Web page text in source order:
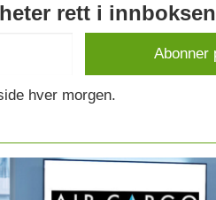
rett i innboksen
hver morgen.